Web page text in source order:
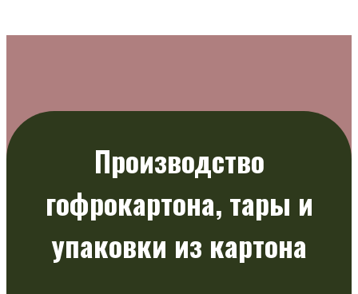
Производство
гофрокартона, тары и
упаковки из картона